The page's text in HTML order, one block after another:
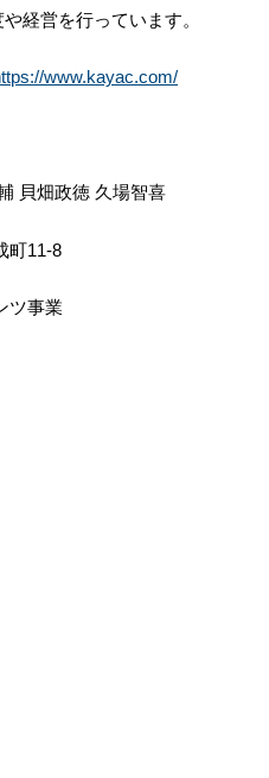
経営を行っています。
www.kayac.com/
貝畑政徳 久場智喜
町11-8
ツ事業